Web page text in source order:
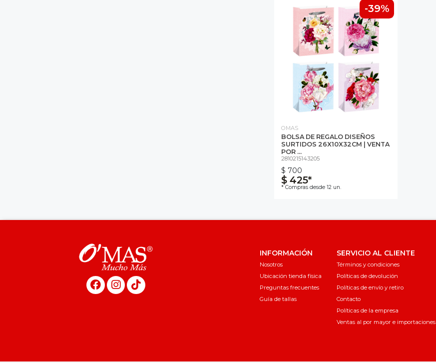
-39%
OMAS
BOLSA DE REGALO DISEÑOS
SURTIDOS 26X10X32CM | VENTA
POR ...
2810215143205
$ 700
$ 425*
* Compras desde 12 un.
INFORMACIÓN
Nosotros
Ubicación tienda física
Preguntas frecuentes
Guía de tallas
SERVICIO AL CLIENTE
Términos y condiciones
Políticas de devolución
Políticas de envío y retiro
Contacto
Políticas de la empresa
Ventas al por mayor e importaciones